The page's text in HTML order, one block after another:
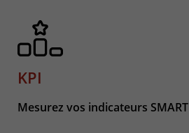
KPI
Mesurez vos indicateurs SMART